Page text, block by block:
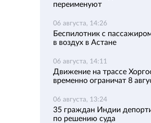
переименуют
06 августа, 14:26
Беспилотник с
в воздух в Астане
06 августа, 14:11
Движение на трассе
временно ограничат 8
06 августа, 13:24
35 граждан Индии
по решению суда